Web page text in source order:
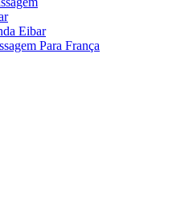
Eibar
Para França